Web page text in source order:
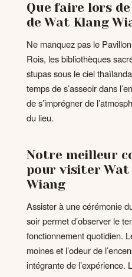
Que faire lors
de Wat Klang
Ne manquez pas le
Rois, les bibliothèques
stupas sous le ciel
temps de s’asseoir dans
de s’imprégner de
du lieu.
Notre meilleur
pour visiter Wat
Wiang
Assister à une cérémonie
soir permet d’observer le
fonctionnement quotidien.
moines et l’odeur de
intégrante de l’expérience.